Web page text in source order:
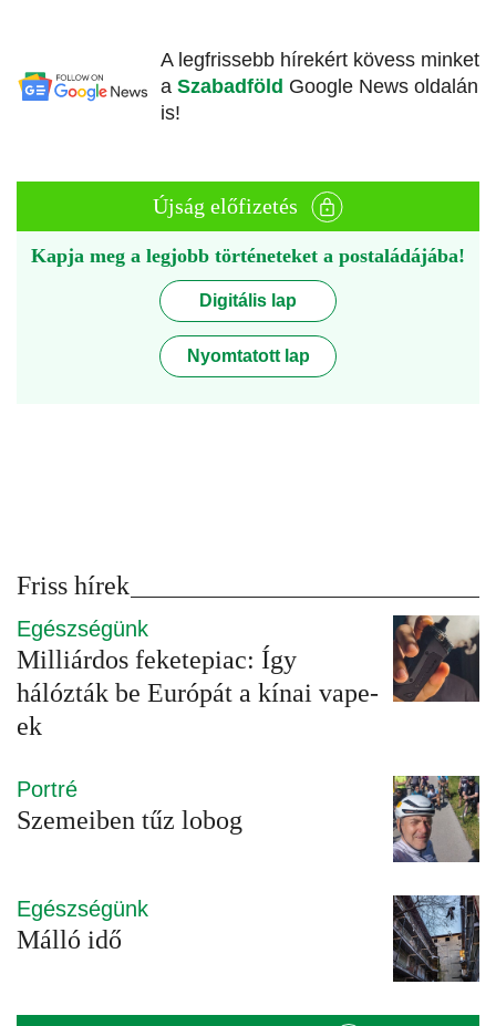
A legfrissebb hírekért kövess minket
a Szabadföld Google News oldalán
is!
Újság előfizetés
Kapja meg a legjobb történeteket a postaládájába!
Digitális lap
Nyomtatott lap
Friss hírek
Egészségünk
Milliárdos feketepiac: Így
hálózták be Európát a kínai vape-
ek
Portré
Szemeiben tűz lobog
Egészségünk
Málló idő